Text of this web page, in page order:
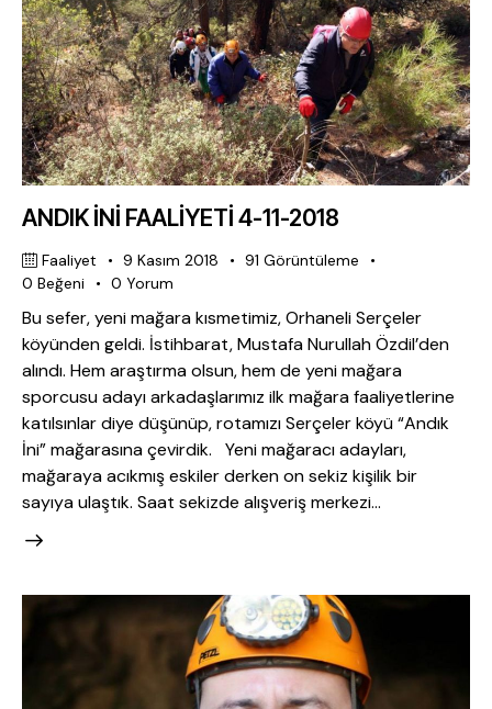
ANDIK İNİ FAALİYETİ 4-11-2018
Faaliyet 9 Kasım 2018 91 Görüntüleme
0 Beğeni 0 Yorum
Bu sefer, yeni mağara kısmetimiz, Orhaneli Serçeler
köyünden geldi. İstihbarat, Mustafa Nurullah Özdil’den
alındı. Hem araştırma olsun, hem de yeni mağara
sporcusu adayı arkadaşlarımız ilk mağara faaliyetlerine
katılsınlar diye düşünüp, rotamızı Serçeler köyü “Andık
İni” mağarasına çevirdik. Yeni mağaracı adayları,
mağaraya acıkmış eskiler derken on sekiz kişilik bir
sayıya ulaştık. Saat sekizde alışveriş merkezi…